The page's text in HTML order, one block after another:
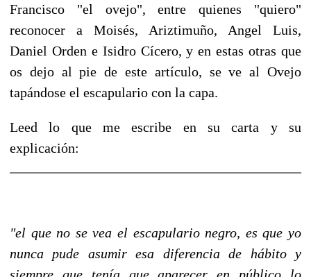
Francisco "el ovejo", entre quienes "quiero"
reconocer a Moisés, Ariztimuño, Angel Luis,
Daniel Orden e Isidro Cícero, y en estas otras que
os dejo al pie de este artículo, se ve al Ovejo
tapándose el escapulario con la capa.
Leed lo que me escribe en su carta y su
explicación:
"el que no se vea el escapulario negro, es que yo
nunca pude asumir esa diferencia de hábito y